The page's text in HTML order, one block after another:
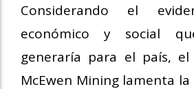
Considerando el
económico y social
generaría para el país,
McEwen Mining lamenta la